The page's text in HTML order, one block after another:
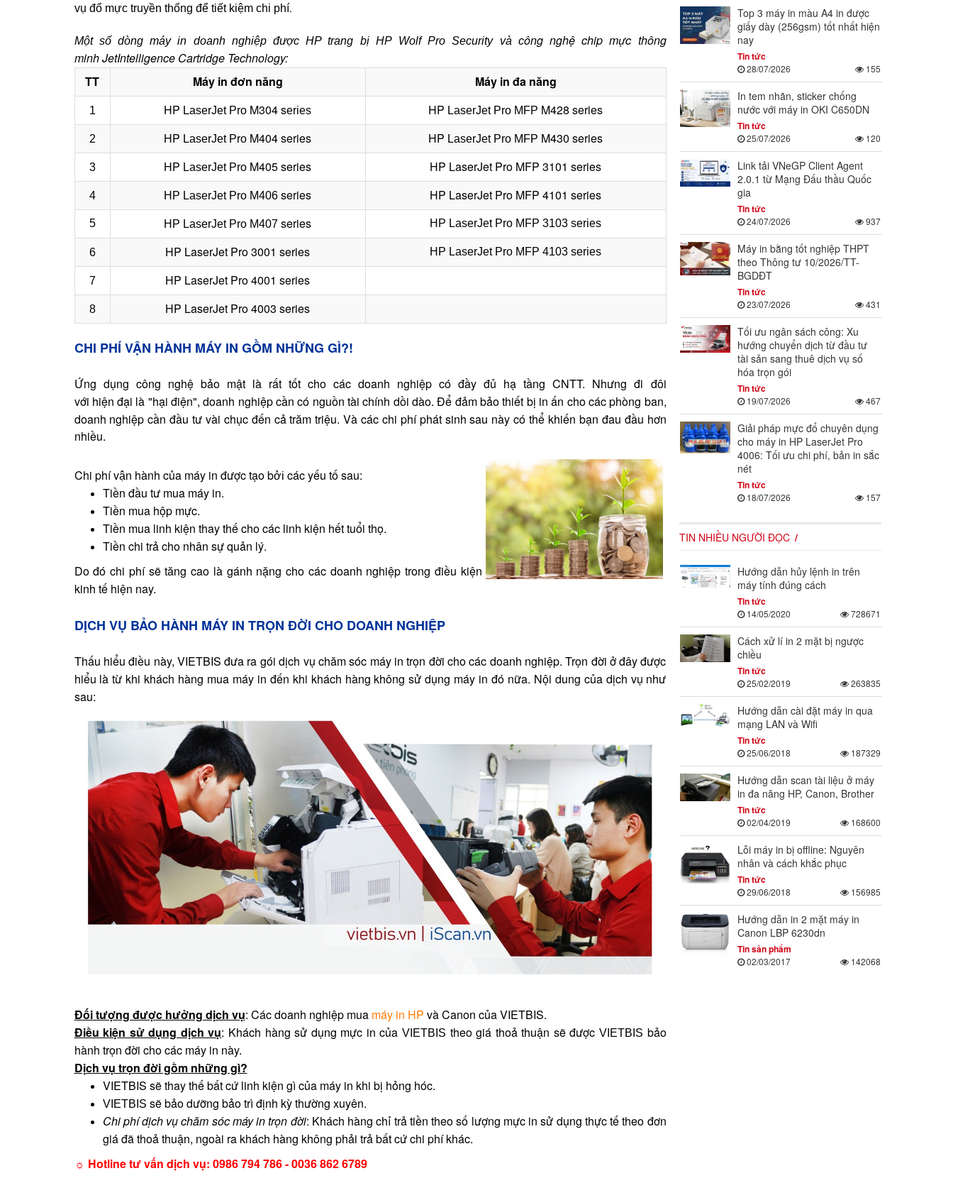
vụ đổ mực truyền thống để tiết kiệm chi phí.
Một số dòng máy in doanh nghiệp được HP trang bị HP Wolf Pro Security và công nghệ chip mực thông
minhJetIntelligence Cartridge Technology:
TT
Máy in đơn năng Máy in đa năng
1 HP LaserJet Pro M304 series HP LaserJetPro MFP M428 series
2 HP LaserJet Pro M404series HP LaserJetPro MFP M430 series
3 HP LaserJet Pro M405series HP LaserJet Pro MFP 3101 series
4 HP LaserJet Pro M406 series HP LaserJet Pro MFP 4101 series
5 HP LaserJet Pro M407 series HP LaserJetPro MFP 3103 series
6 HP LaserJet Pro 3001 series HP LaserJetPro MFP 4103 series
7 HP LaserJet Pro 4001 series
8 HP LaserJet Pro 4003 series
CHI PHÍ VẬN HÀNH MÁY IN GỒM NHỮNG GÌ?!
Ứng dụng công nghệ bảo mật là rất tốt cho các doanh nghiệp có đầy đủ hạ tầng CNTT. Nhưng đi đôi
với hiện đại là "hại điện", doanh nghiệp cần có nguồntài chính dồi dào.Để đảm bảo thiết bị in ấn cho các phòng ban,
doanh nghiệp cần đầu tư vài chục đến cả trăm triệu. Và các chi phí phát sinh sau này có thể khiến bạn đau đầu hơn
nhiều.
Chi phí vận hành của máy in được tạo bởi các yếu tố sau:
Tiền đầu tư mua máy in.
Tiền mua hộp mực.
Tiền mua linh kiện thay thế cho các linh kiện hết tuổi thọ.
Tiền chi trả cho nhân sự quản lý.
Do đó chi phí sẽ tăng cao là gánh nặng cho các doanh nghiệp trong điều kiện
kinh tế hiện nay.
DỊCH VỤ BẢO HÀNH MÁY IN TRỌN ĐỜI CHO DOANH NGHIỆP
Thấu hiểu điều này, VIETBIS đưa ra gói dịch vụ chăm sóc máy in trọn đời cho các doanh nghiệp. Trọn đời ở đây được
hiểu là từ khi khách hàng mua máy in đến khi khách hàng không sử dụng máy in đó nữa. Nội dung của dịch vụ như
sau:
Đối tượng được hưởng dịch vụ: Các doanh nghiệp mua máy in HP và Canon của VIETBIS.
Điều kiện sử dụng dịch vụ: Khách hàng sử dụng mực in của VIETBIS theo giá thoả thuận sẽ được VIETBIS bảo
hành trọn đời cho các máy in này.
Dịch vụ trọn đời gồm những gì?
VIETBIS sẽ thay thế bất cứ linh kiện gì của máy in khi bị hỏng hóc.
VIETBIS sẽ bảo dưỡng bảo trì định kỳ thường xuyên.
Chi phí dịch vụ chăm sóc máy in trọn đời: Khách hàng chỉ trả tiền theo số lượng mực in sử dụng thực tế theo đơn
giá đã thoả thuận, ngoài ra khách hàng không phải trả bất cứ chi phí khác.
☼ Hotline tư vấn dịch vụ: 0986 794 786 - 0036 862 6789
Top 3 máy in màu A4 in được
giấy dày (256gsm) tốt nhất hiện
nay
Tin tức
28/07/2026 155
In tem nhãn, sticker chống
nước với máy in OKI C650DN
Tin tức
25/07/2026 120
Link tải VNeGP Client Agent
2.0.1 từ Mạng Đấu thầu Quốc
gia
Tin tức
24/07/2026 937
Máy in bằng tốt nghiệp THPT
theo Thông tư 10/2026/TT-
BGDĐT
Tin tức
23/07/2026 431
Tối ưu ngân sách công: Xu
hướng chuyển dịch từ đầu tư
tài sản sang thuê dịch vụ số
hóa trọn gói
Tin tức
19/07/2026 467
Giải pháp mực đổ chuyên dụng
cho máy in HP LaserJet Pro
4006: Tối ưu chi phí, bản in sắc
nét
Tin tức
18/07/2026 157
TIN NHIỀU NGƯỜI ĐỌC
Hướng dẫn hủy lệnh in trên
máy tính đúng cách
Tin tức
14/05/2020 728671
Cách xử lí in 2 mặt bị ngược
chiều
Tin tức
25/02/2019 263835
Hướng dẫn cài đặt máy in qua
mạng LAN và Wifi
Tin tức
25/06/2018 187329
Hướng dẫn scan tài liệu ở máy
in đa năng HP, Canon, Brother
Tin tức
02/04/2019 168600
Lỗi máy in bị offline: Nguyên
nhân và cách khắc phục
Tin tức
29/06/2018 156985
Hướng dẫn in 2 mặt máy in
Canon LBP 6230dn
Tin sản phẩm
02/03/2017 142068